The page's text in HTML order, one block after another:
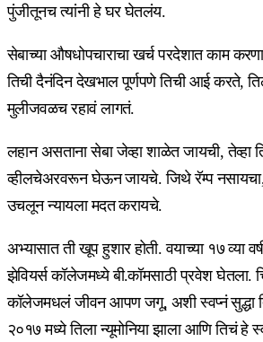
पुंजीतूनच त्यांनी हे घर घेतलंय.
सेबाच्या औषधोपचाराचा खर्च परदेशात काम
तिची दैनंदिन देखभाल पूर्णपणे तिची आई करते,
मुलीजवळच रहावं लागतं.
लहान असताना सेबा जेव्हा शाळेत जायची, तेव्हा
व्हीलचेअरवरून घेऊन जायचे. जिथे रॅम्प नसायचा,
उचलून न्यायला मदत करायचे.
अभ्यासात ती खूप हुशार होती. वयाच्या १७ व्या
झेवियर्स कॉलेजमध्ये बी.कॉमसाठी प्रवेश घेतला.
कॉलेजमधलं जीवन आपण जगू, अशी स्वप्नं सुद्धा
२०१७ मध्ये तिला न्यूमोनिया झाला आणि तिचं हे